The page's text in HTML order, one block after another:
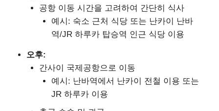
공항 이동 시간을 고려하여 간단히 식사
예시: 숙소 근처 식당 또는 난카이 난바
역/JR 하루카 탑승역 인근 식당 이용
오후:
간사이 국제공항으로 이동
예시: 난바역에서 난카이 전철 이용 또는
JR 하루카 이용